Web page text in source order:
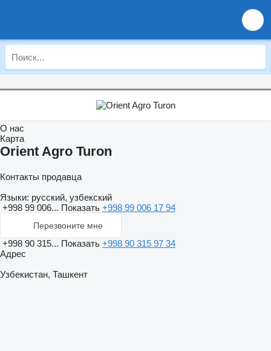
О нас
Карта
Orient Agro Turon
Контакты продавца
Языки: русский, узбекский
+998 99 006... Показать +998 99 006 17 94
Перезвоните мне
+998 90 315... Показать +998 90 315 97 34
Адрес
Узбекистан, Ташкент